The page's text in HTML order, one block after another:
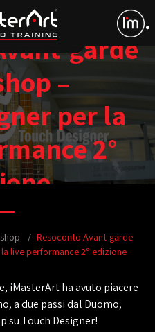
garde
–
per la
2°
Resoconto Avant-garde
live performance 2° edizione
iMasterArt ha avuto piacere
a due passi dal Duomo,
su Touch Designer!